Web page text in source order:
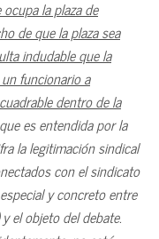
la plaza de
de que la plaza sea
indudable que la
funcionario a
dentro de la
es entendida por la
la legitimación sindical
con el sindicato
y concreto entre
el objeto del debate.